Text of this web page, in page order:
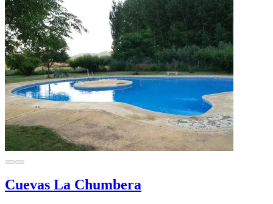
Cuevas La Chumbera